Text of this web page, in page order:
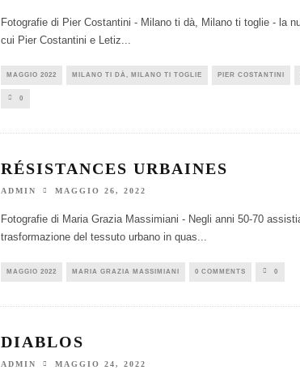
Fotografie di Pier Costantini - Milano ti dà, Milano ti toglie - la
cui Pier Costantini e Letiz...
MAGGIO 2022 MILANO TI DÀ, MILANO TI TOGLIE PIER COSTANTINI
0
RÉSISTANCES URBAINES
ADMIN MAGGIO 26, 2022
Fotografie di Maria Grazia Massimiani - Negli anni 50-70
trasformazione del tessuto urbano in quas...
MAGGIO 2022 MARIA GRAZIA MASSIMIANI 0 COMMENTS 0
DIABLOS
ADMIN MAGGIO 24, 2022